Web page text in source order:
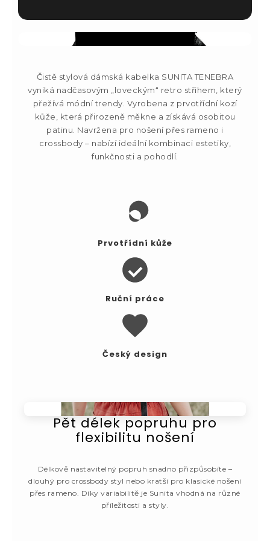
Čistě stylová dámská kabelka SUNITA TENEBRA
vyniká nadčasovým „loveckým“ retro střihem, který
přežívá módní trendy. Vyrobena z prvotřídní kozí
kůže, která přirozeně měkne a získává osobitou
patinu. Navržena pro nošení přes rameno i
crossbody – nabízí ideální kombinaci estetiky,
funkčnosti a pohodlí.
Prvotřídní kůže
Ruční práce
Český design
Pět délek popruhu pro
flexibilitu nošení
Délkově nastavitelný popruh snadno přizpůsobíte –
dlouhý pro crossbody styl nebo kratší pro klasické nošení
přes rameno. Díky variabilitě je Sunita vhodná na různé
příležitosti a styly.